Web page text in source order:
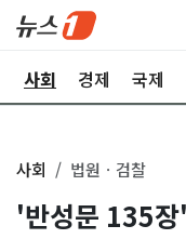
사회 경제 국제
사회 법원ㆍ검찰
'반성문 135